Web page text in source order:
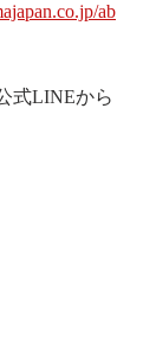
ab
式LINEから